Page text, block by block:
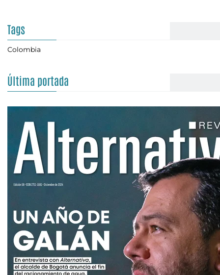
Tags
Colombia
Última portada